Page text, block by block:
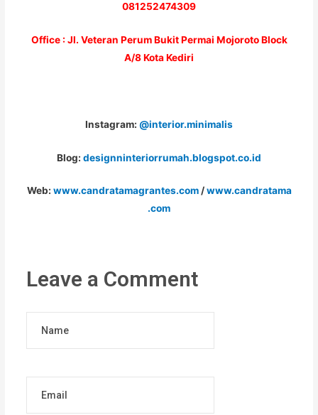
081252474309
Office : Jl. Veteran Perum Bukit Permai Mojoroto Block
A/8 Kota Kediri
Instagram: @interior.minimalis
Blog: designninteriorrumah.blogspot.co.id
Web: www.candratamagrantes.com/www.candratama
.com
Leave a Comment